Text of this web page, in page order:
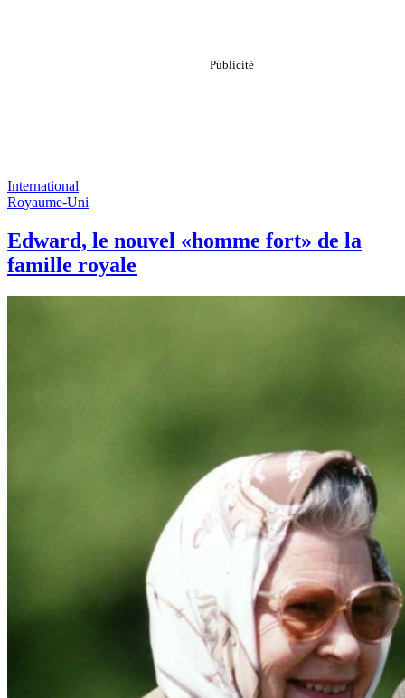
International
Royaume-Uni
Edward, le nouvel «homme fort» de la
famille royale